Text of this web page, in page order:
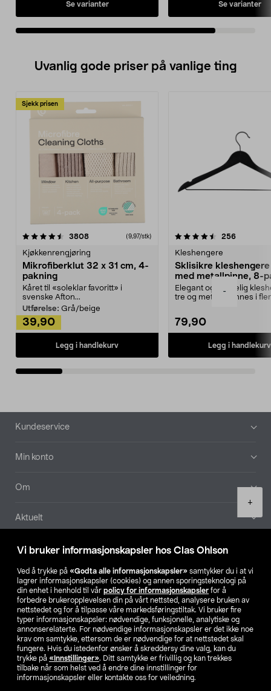
Vi bruker informasjonskapsler hos Clas Ohlson
Ved å trykke på «Godta alle informasjonskapsler» samtykker du i at vi
lagrer informasjonskapsler (cookies) og annen sporingsteknologi på
din enhet i henhold til vår policy for informasjonskapsler for å
forbedre brukeropplevelsen din på vårt nettsted, analysere bruken av
nettstedet og for å tilpasse våre markedsføringstiltak. Vi bruker fire
typer informasjonskapsler: nødvendige, funksjonelle, analytiske og
annonserelaterte. For nødvendige informasjonskapsler er det ikke noe
krav om samtykke, ettersom de er nødvendige for at nettstedet skal
fungere. Hvis du istedenfor ønsker å skreddersy dine valg, kan du
trykke på «Innstillinger». Ditt samtykke er frivillig og kan trekkes
tilbake når som helst ved å endre dine innstillinger for
informasjonskapsler eller kontakte oss for veiledning.
-
+
Se varianter Se varianter
Uvanlig gode priser på vanlige ting
Sjekk prisen
3808anmeldelser(9,97/stk)
Kjøkkenrengjøring
Mikrofiberklut 32 x 31 cm, 4-
pakning
Kåret til «soleklar favoritt» i
svenske Afton...
Utførelse: Grå/beige
39,90
Legg i handlekurv
4.5av 5 stjerner 256
Kleshengere
Sklisikre
med metallpinne, 8-
Elegant og skikkelig
tre og metall – finnes i
79,90
Legg i handlekurv
4.5av 5 stjerner
Bunntekst
Kundeservice
Min konto
Om
Aktuelt
Våre selskaper
Finn din butikk
SE NO FI